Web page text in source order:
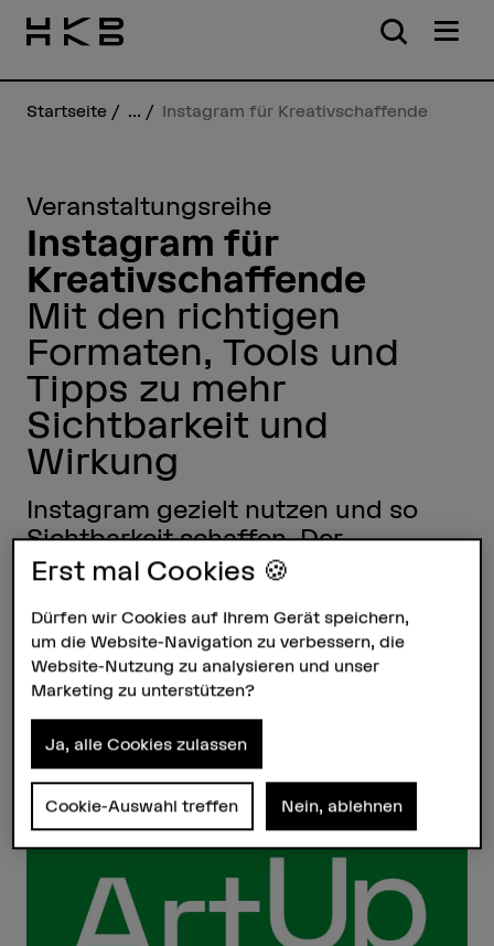
Startseite ... Instagram für Kreativschaffende
Veranstaltungsreihe
Instagram für
Kreativschaffende
Mit den richtigen
Formaten, Tools und
Tipps zu mehr
Sichtbarkeit und
Wirkung
Instagram gezielt nutzen und so
Sichtbarkeit schaffen. Der
Workshop ist Teil von ArtUp, dem
HKB Alumn*ae – eine
Zusammenarbeit mit der Berner
Kantonalbank.
Fellerstrasse 11, Studio 233, 3027
Bern
Erst mal Cookies 🍪
Dürfen wir Cookies auf Ihrem Gerät speichern,
um die Website-Navigation zu verbessern, die
Website-Nutzung zu analysieren und unser
Marketing zu unterstützen?
Ja, alle Cookies zulassen
Cookie-Auswahl treffen Nein, ablehnen